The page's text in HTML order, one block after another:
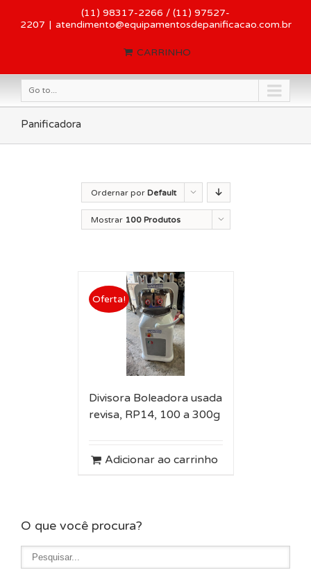
(11) 98317-2266 / (11) 97527-
2207 | atendimento@equipamentosdepanificacao.com.br
CARRINHO
Go to...
Panificadora
Ordernar por Default
Order
Mostrar 100 Produtos
Oferta!
Divisora Boleadora usada
revisa, RP14, 100 a 300g
Adicionar ao carrinho
O que você procura?